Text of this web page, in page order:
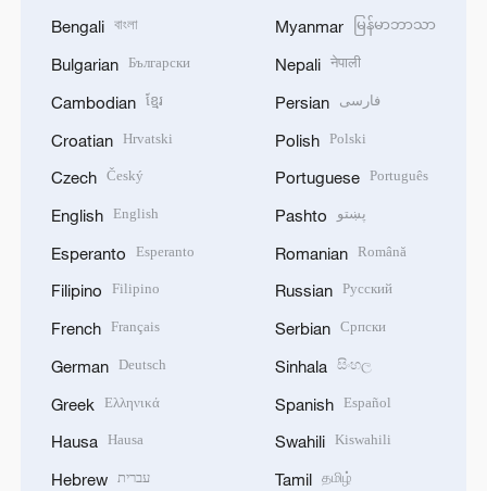
Bengali বাংলা
Bulgarian Български
Cambodian ខ្មែរ
Croatian Hrvatski
Czech Český
English English
Esperanto Esperanto
Filipino Filipino
French Français
German Deutsch
Greek Ελληνικά
Hausa Hausa
Hebrew עברית
Myanmar မြန်မာဘာသာ
Nepali नेपाली
Persian فارسی
Polish Polski
Portuguese Português
Pashto پښتو
Romanian Română
Russian Русский
Serbian Српски
Sinhala සිංහල
Spanish Español
Swahili Kiswahili
Tamil தமிழ்